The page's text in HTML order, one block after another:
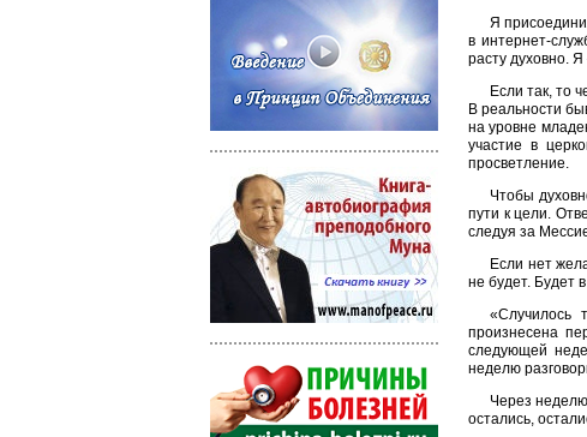
Я
в интернет-
расту духовно.
Если так, то
В реальности
на уровне
участие в
просветление.
Чтобы
пути к цели.
следуя за
Если нет
не будет. Будет
«Случилось
произнесена
следующей
неделю
Через
остались,